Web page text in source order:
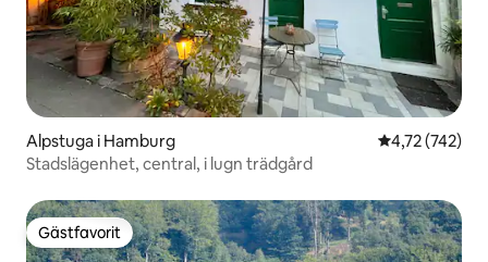
Alpstuga i Hamburg 4,72 av 5 i
4,72 (742)
Stadslägenhet, central, i lugn trädgård
Gästfavorit
Gästfavorit